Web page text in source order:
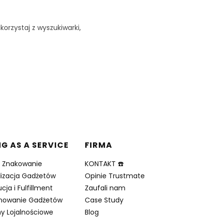
z wyszukiwarki,
AS A SERVICE
Znakowanie
Gadżetów
i Fulfillment
Gadżetów
Lojalnościowe
FIRMA
KONTAKT ☎️
Opinie Trustmate
Zaufali nam
Case Study
Blog